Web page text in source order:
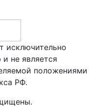
исключительно
не является
положениями
РФ.